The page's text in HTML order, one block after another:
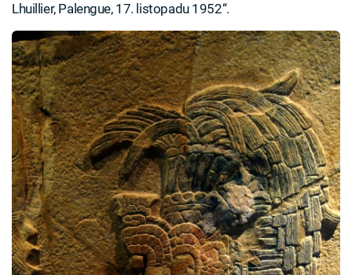
Lhuillier, Palengue, 17. listopadu 1952“.